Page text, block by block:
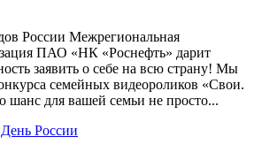
России Межрегиональная
ПАО «НК «Роснефть» дарит
заявить о себе на всю страну! Мы
семейных видеороликов «Свои.
шанс для вашей семьи не просто...
России